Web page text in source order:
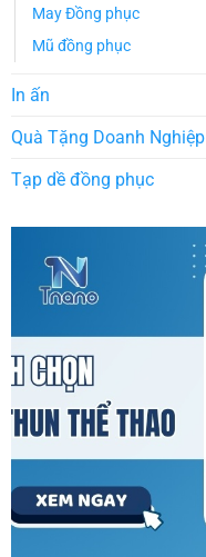
May Đồng phục
Mũ đồng phục
In ấn
Quà Tặng Doanh Nghiệp
Tạp dề đồng phục